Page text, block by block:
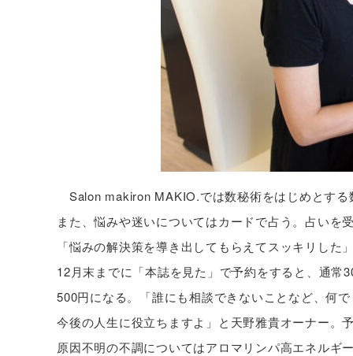
Salon makiron MAKIO.では数秘術をはじめとす
また、悩みや迷いについてはカードで占う。占い
「悩みの解決策を導き出してもらえてスッキリした
12月末までに「本誌を見た」で予約をすると、通
500円になる。「誰にも相談できないことなど、何
今後の人生に役立ちますよ」と天野雅貴オーナー。
原因不明の不調についてはアロマリンパ高エネルギ